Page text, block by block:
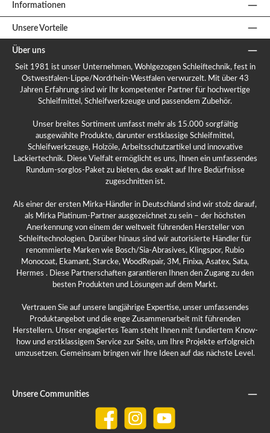
Informationen
Unsere Vorteile
Über uns
Seit 1981 ist unser Unternehmen, Wohlgezogen Schleiftechnik, fest in
Ostwestfalen-Lippe/Nordrhein-Westfalen verwurzelt. Mit über 43
Jahren Erfahrung sind wir Ihr kompetenter Partner für hochwertige
Schleifmittel, Schleifwerkzeuge und passendem Zubehör.
Unser breites Sortiment umfasst mehr als 15.000 sorgfältig
ausgewählte Produkte, darunter erstklassige Schleifmittel,
Schleifwerkzeuge, Holzöle, Arbeitsschutzartikel und innovative
Lackiertechnik. Diese Vielfalt ermöglicht es uns, Ihnen ein umfassendes
Rundum-sorglos-Paket zu bieten, das exakt auf Ihre Bedürfnisse
zugeschnitten ist.
Als einer der ersten Mirka-Händler in Deutschland sind wir stolz darauf,
als Mirka Platinum-Partner ausgezeichnet zu sein – der höchsten
Anerkennung von einem der weltweit führenden Hersteller von
Schleiftechnologien. Darüber hinaus sind wir autorisierte Händler für
renommierte Marken wie Bosch/Sia-Abrasives, Klingspor, Rubio
Monocoat, Ekamant, Starcke, WoodRepair, 3M, Finixa, Asatex, Sata,
Hermes . Diese Partnerschaften garantieren Ihnen den Zugang zu den
besten Produkten und Lösungen auf dem Markt.
Vertrauen Sie auf unsere langjährige Expertise, unser umfassendes
Produktangebot und die enge Zusammenarbeit mit führenden
Herstellern. Unser engagiertes Team steht Ihnen mit fundiertem Know-
how und erstklassigem Service zur Seite, um Ihre Projekte erfolgreich
umzusetzen. Gemeinsam bringen wir Ihre Ideen auf das nächste Level.
Unsere Communities
Facebook Instagram YouTube